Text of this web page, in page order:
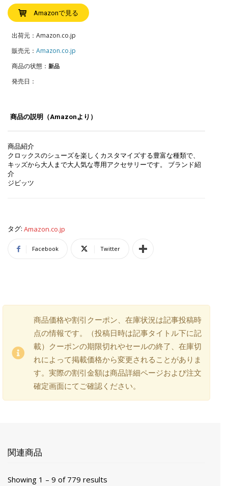
Amazonで見る
出荷元：Amazon.co.jp
販売元： Amazon.co.jp
商品の状態： 新品
発売日：
商品の説明（Amazonより）
商品紹介
クロックスのシューズを楽しくカスタマイズする豊富な種類で、
キッズから大人まで大人気な専用アクセサリーです。 ブランド紹
介
ジビッツ
タグ: Amazon.co.jp
Facebook Twitter
商品価格や割引クーポン、在庫状況は記事投稿時
点の情報です。（投稿日時は記事タイトル下に記
載）クーポンの期限切れやセールの終了、在庫切
れによって掲載価格から変更されることがありま
す。実際の割引金額は商品詳細ページおよび注文
確定画面にてご確認ください。
関連商品
Showing 1 – 9 of 779 results